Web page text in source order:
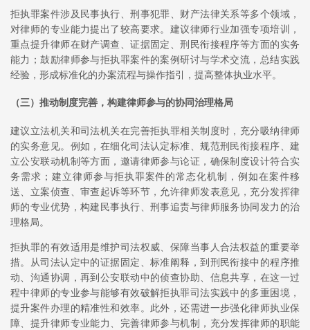
拒执罪案件涉及民事执行、刑事犯罪、财产法律关系等多个领域，
对律师的专业能力提出了较高要求。建议律师行业加强专项培训，
重点提升律师在财产调查、证据固定、刑民衔接程序等方面的实务
能力；鼓励律师参与拒执罪案件的案例研讨与学术交流，总结实践
经验，形成标准化的办案流程与操作指引，提高整体执业水平。
（三）推动制度完善，构建律师参与的协同治理格局
建议立法机关和司法机关在完善拒执罪相关制度时，充分吸纳律师
的实务意见。例如，在细化司法认定标准、规范刑民衔接程序、建
立公安联动机制等方面，邀请律师参与论证，确保制度设计符合实
务需求；建立律师参与拒执罪案件的常态化机制，例如在案件移
送、立案侦查、审查起诉等环节，允许律师发表意见，充分发挥律
师的专业优势，构建民事执行、刑事追责与律师服务协同发力的治
理格局。
拒执罪的有效适用是维护司法权威、保障当事人合法权益的重要举
措。从司法认定中的证据固定、标准阐释，到刑民衔接中的程序推
动、沟通协调，再到公安联动中的侦查协助、信息共享，在这一过
程中律师的专业参与能够有效破解拒执罪司法实践中的多重困境，
提升案件办理的精准性和效率。此外，还需进一步强化律师执业保
障、提升律师专业能力、完善律师参与机制，充分发挥律师的职能